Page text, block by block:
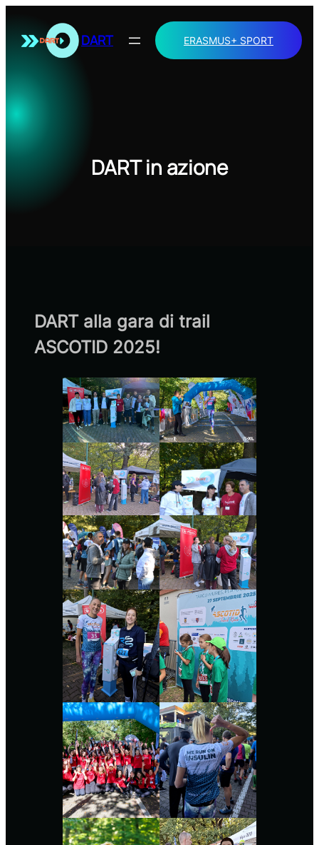
contenuto
DART ERASMUS+ SPORT
DART in azione
DART alla gara di trail
ASCOTID 2025!